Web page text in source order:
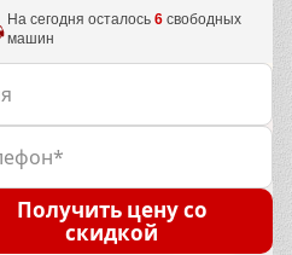
На сегодня осталось 6свободных
машин
Получить цену со
скидкой